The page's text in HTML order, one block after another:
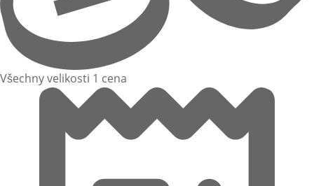
Všechny velikosti 1 cena